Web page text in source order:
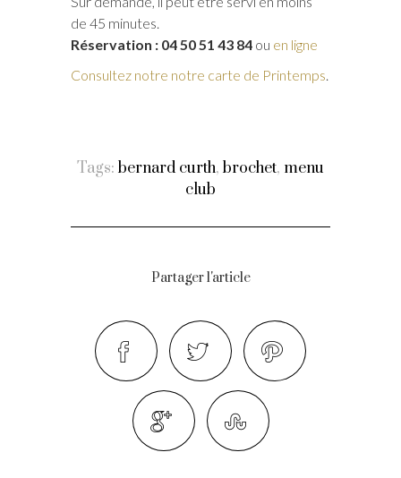
de 45 minutes.
Réservation : 04 50 51 43 84 ou en ligne
Consultez notre notre carte de Printemps
Tags: bernard curth, brochet, menu
club
Partager l'article